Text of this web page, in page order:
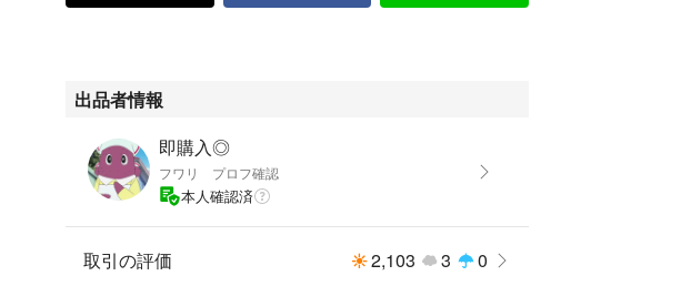
出品者情報
即購入◎
フワリ プロフ確認
本人確認済
取引の評価 2,103 3 0